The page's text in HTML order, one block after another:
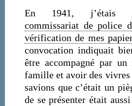
En 1941, j’étais
commissariat de police
vérification de mes
convocation indiquait
être accompagné par un
famille et avoir des vivres
savions que c’était un
de se présenter était